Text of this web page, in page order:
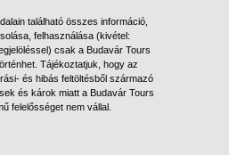
található összes információ,
felhasználása (kivétel:
csak a Budavár Tours
Tájékoztatjuk, hogy az
és hibás feltöltésből származó
és károk miatt a Budavár Tours
felelősséget nem vállal.